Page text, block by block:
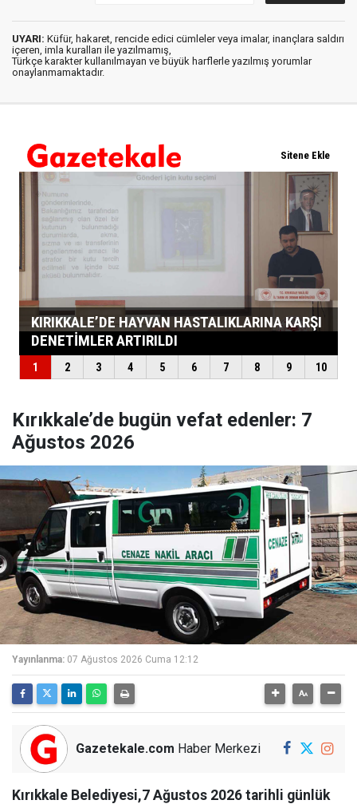
UYARI: Küfür, hakaret, rencide edici cümleler veya imalar, inançlara saldırı
içeren, imla kuralları ile yazılmamış,
Türkçe karakter kullanılmayan ve büyük harflerle yazılmış yorumlar
onaylanmamaktadır.
Kırıkkale’de bugün vefat edenler: 7
Ağustos 2026
Yayınlanma: 07 Ağustos 2026 Cuma 12:12
Gazetekale.com Haber Merkezi
Kırıkkale Belediyesi,7 Ağustos 2026 tarihli günlük